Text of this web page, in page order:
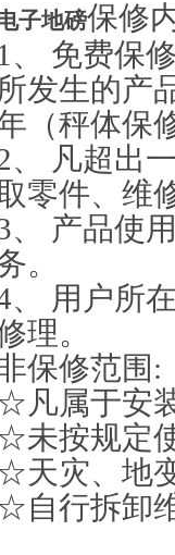
子地磅保修
、 免费保
所发生的产
（秤体保
、 凡超出
零件、维
、 产品使
。
、 用户所
理。
保修范围 :
凡属于安
未按规定
天灾、地
自行拆卸